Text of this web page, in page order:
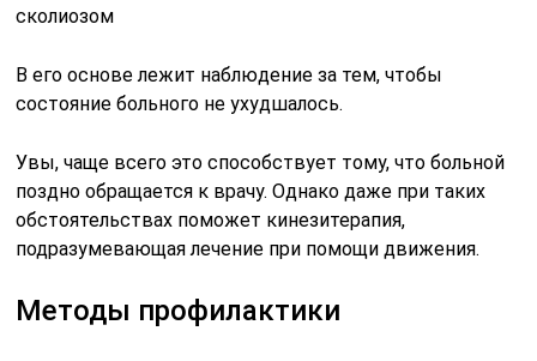
сколиозом
В его основе лежит наблюдение за тем, чтобы
состояние больного не ухудшалось.
Увы, чаще всего это способствует тому, что больной
поздно обращается к врачу. Однако даже при таких
обстоятельствах поможет кинезитерапия,
подразумевающая лечение при помощи движения.
Методы профилактики